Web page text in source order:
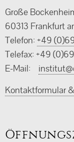
Große
60313 Frankfurt
Telefon: +49
Telefax: +49
E-Mail:
Kontaktformular